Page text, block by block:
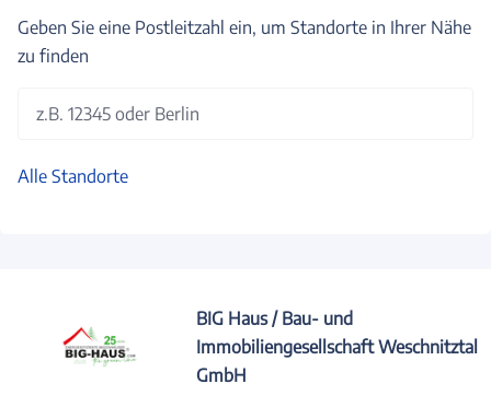
Geben Sie eine Postleitzahl ein, um Standorte in Ihrer Nähe
zu finden
z.B. 12345 oder Berlin
Alle Standorte
BIG Haus / Bau- und
Immobiliengesellschaft Weschnitztal
GmbH